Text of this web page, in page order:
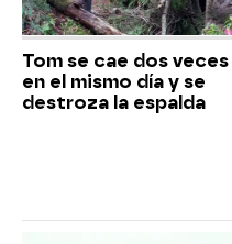
Tom se cae dos veces
en el mismo día y se
destroza la espalda